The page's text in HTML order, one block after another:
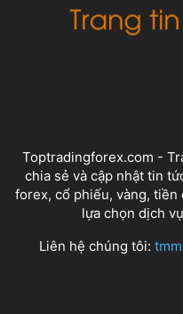
Toptradingforex.com -
chia sẻ và cập nhật tin
forex, cổ phiếu, vàng,
lựa chọn dịch
Liên hệ chúng tôi: